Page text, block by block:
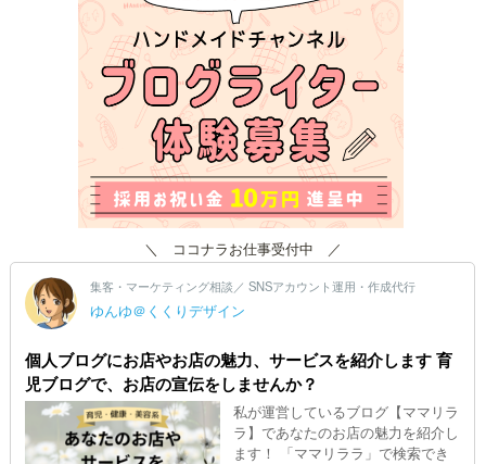
＼ ココナラお仕事受付中 ／